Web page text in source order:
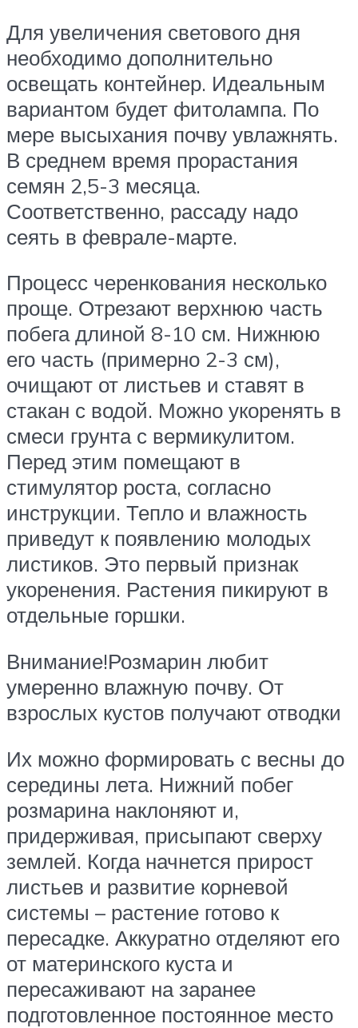
Для увеличения светового дня
необходимо дополнительно
освещать контейнер. Идеальным
вариантом будет фитолампа. По
мере высыхания почву увлажнять.
В среднем время прорастания
семян 2,5-3 месяца.
Соответственно, рассаду надо
сеять в феврале-марте.
Процесс черенкования несколько
проще. Отрезают верхнюю часть
побега длиной 8-10 см. Нижнюю
его часть (примерно 2-3 см),
очищают от листьев и ставят в
стакан с водой. Можно укоренять в
смеси грунта с вермикулитом.
Перед этим помещают в
стимулятор роста, согласно
инструкции. Тепло и влажность
приведут к появлению молодых
листиков. Это первый признак
укоренения. Растения пикируют в
отдельные горшки.
Внимание!Розмарин любит
умеренно влажную почву. От
взрослых кустов получают отводки
Их можно формировать с весны до
середины лета. Нижний побег
розмарина наклоняют и,
придерживая, присыпают сверху
землей. Когда начнется прирост
листьев и развитие корневой
системы – растение готово к
пересадке. Аккуратно отделяют его
от материнского куста и
пересаживают на заранее
подготовленное постоянное место